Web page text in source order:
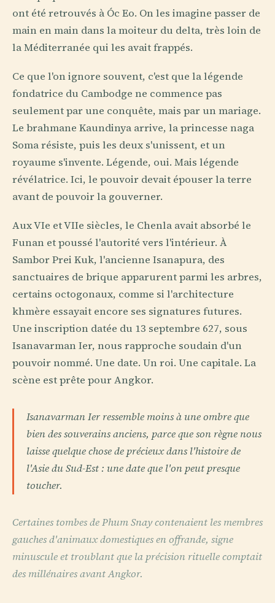
ont été retrouvés à Óc Eo. On les imagine passer de
main en main dans la moiteur du delta, très loin de
la Méditerranée qui les avait frappés.
Ce que l'on ignore souvent, c'est que la légende
fondatrice du Cambodge ne commence pas
seulement par une conquête, mais par un mariage.
Le brahmane Kaundinya arrive, la princesse naga
Soma résiste, puis les deux s'unissent, et un
royaume s'invente. Légende, oui. Mais légende
révélatrice. Ici, le pouvoir devait épouser la terre
avant de pouvoir la gouverner.
Aux VIe et VIIe siècles, le Chenla avait absorbé le
Funan et poussé l'autorité vers l'intérieur. À
Sambor Prei Kuk, l'ancienne Isanapura, des
sanctuaires de brique apparurent parmi les arbres,
certains octogonaux, comme si l'architecture
khmère essayait encore ses signatures futures.
Une inscription datée du 13 septembre 627, sous
Isanavarman Ier, nous rapproche soudain d'un
pouvoir nommé. Une date. Un roi. Une capitale. La
scène est prête pour Angkor.
Isanavarman Ier ressemble moins à une ombre que
bien des souverains anciens, parce que son règne nous
laisse quelque chose de précieux dans l'histoire de
l'Asie du Sud-Est : une date que l'on peut presque
toucher.
Certaines tombes de Phum Snay contenaient les membres
gauches d'animaux domestiques en offrande, signe
minuscule et troublant que la précision rituelle comptait
des millénaires avant Angkor.